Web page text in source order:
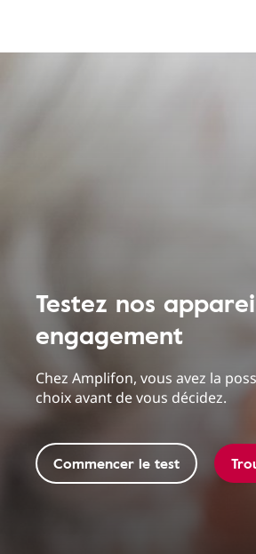
Testez nos
engagement
Chez Amplifon, vous avez la
choix avant de vous décidez.
Commencer le test